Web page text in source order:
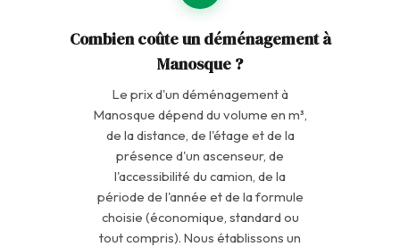
Combien coûte un déménagement à
Manosque ?
Le prix d'un déménagement à
Manosque dépend du volume en m³,
de la distance, de l'étage et de la
présence d'un ascenseur, de
l'accessibilité du camion, de la
période de l'année et de la formule
choisie (économique, standard ou
tout compris). Nous établissons un